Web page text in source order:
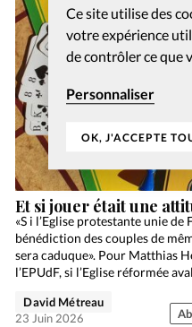
Ce site utilise des
votre expérience
de contrôler ce que
Personnaliser
OK, J'ACCEPTE
Et si jouer était une
«S i l’Eglise protestante unie de
bénédiction des couples de
sera caduque». Pour Matthias
l’EPUdF, si l’Eglise réformée
David Métreau
23 Juin 2026